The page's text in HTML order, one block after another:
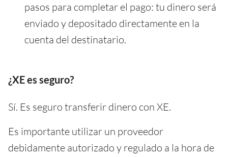
pasos para completar el pago: tu dinero será
enviado y depositado directamente en la
cuenta del destinatario.
¿XE es seguro?
Sí. Es seguro transferir dinero con XE.
Es importante utilizar un proveedor
debidamente autorizado y regulado a la hora de